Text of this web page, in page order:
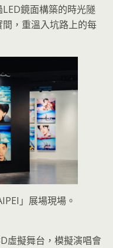
鏡面構築的時光隧
，重溫入坑路上的每
」展場現場。
虛擬舞台，模擬演唱會